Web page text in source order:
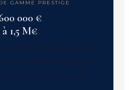
GAMME PRESTIGE
000 €
à 1,5 M€